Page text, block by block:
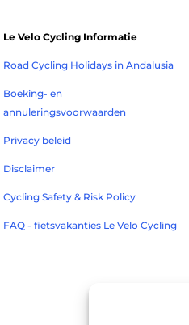
Le Velo Cycling Informatie
Road Cycling Holidays in Andalusia
Boeking- en
annuleringsvoorwaarden
Privacy beleid
Disclaimer
Cycling Safety & Risk Policy
FAQ - fietsvakanties Le Velo Cycling